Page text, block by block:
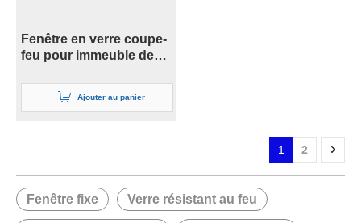
Fenêtre en verre coupe-
feu pour immeuble de
Ajouter au panier
1 2
Fenêtre fixe Verre résistant au feu